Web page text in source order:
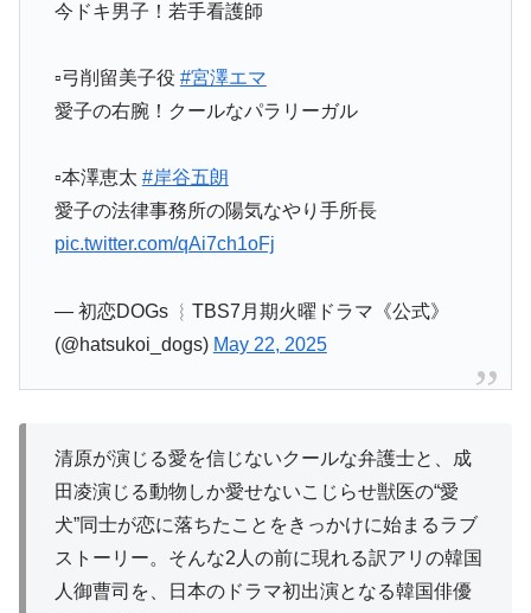
今ドキ男子！若手看護師
▫️弓削留美子役 #宮澤エマ
愛子の右腕！クールなパラリーガル
▫️本澤恵太 #岸谷五朗
愛子の法律事務所の陽気なやり手所長
pic.twitter.com/qAi7ch1oFj
— 初恋DOGs ︴TBS7月期火曜ドラマ《公式》
(@hatsukoi_dogs) May 22, 2025
清原が演じる愛を信じないクールな弁護士と、成
田凌演じる動物しか愛せないこじらせ獣医の“愛
犬”同士が恋に落ちたことをきっかけに始まるラブ
ストーリー。そんな2人の前に現れる訳アリの韓国
人御曹司を、日本のドラマ初出演となる韓国俳優